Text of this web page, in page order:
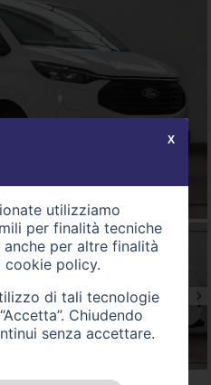
utilizziamo
per finalità tecniche
per altre finalità
cookie policy.
di tali tecnologie
Chiudendo
senza accettare.
X